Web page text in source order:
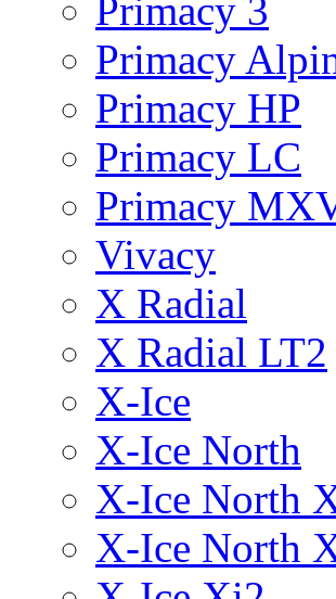
Primacy 3
Primacy
Primacy HP
Primacy LC
Primacy
Vivacy
X Radial
X Radial LT2
X-Ice
X-Ice North
X-Ice North
X-Ice North